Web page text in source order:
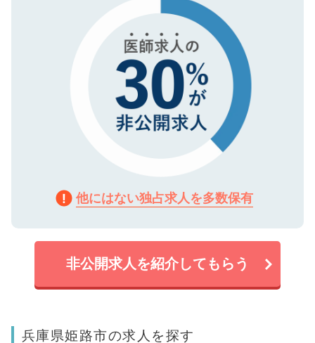
で、機密保持に関してもご安心ください。
他にはない独占求人を多数保有
非公開求人を紹介してもらう
兵庫県姫路市の求人を探す